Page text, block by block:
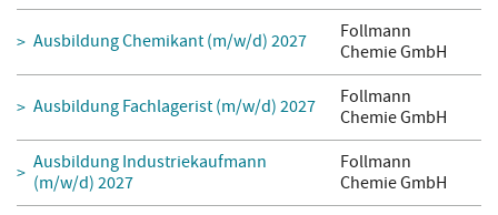
Ausbildung Chemikant (m/w/d) 2027
Follmann
Chemie GmbH
Ausbildung Fachlagerist (m/w/d) 2027
Follmann
Chemie GmbH
Ausbildung Industriekaufmann
(m/w/d) 2027
Follmann
Chemie GmbH